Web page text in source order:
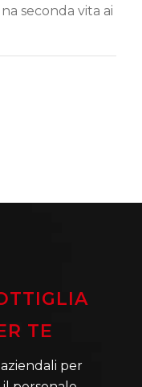
seconda vita ai
TE
per